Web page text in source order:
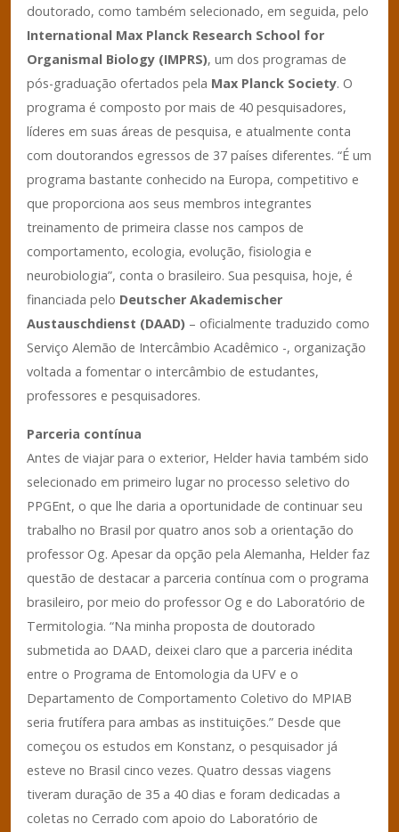
doutorado, como também selecionado, em seguida, pelo
International Max Planck Research School for
Organismal Biology (IMPRS), um dos programas de
pós-graduação ofertados pela Max Planck Society. O
programa é composto por mais de 40 pesquisadores,
líderes em suas áreas de pesquisa, e atualmente conta
com doutorandos egressos de 37 países diferentes. “É um
programa bastante conhecido na Europa, competitivo e
que proporciona aos seus membros integrantes
treinamento de primeira classe nos campos de
comportamento, ecologia, evolução, fisiologia e
neurobiologia”, conta o brasileiro. Sua pesquisa, hoje, é
financiada pelo Deutscher Akademischer
Austauschdienst (DAAD) – oficialmente traduzido como
Serviço Alemão de Intercâmbio Acadêmico -, organização
voltada a fomentar o intercâmbio de estudantes,
professores e pesquisadores.
Parceria contínua
Antes de viajar para o exterior, Helder havia também sido
selecionado em primeiro lugar no processo seletivo do
PPGEnt, o que lhe daria a oportunidade de continuar seu
trabalho no Brasil por quatro anos sob a orientação do
professor Og. Apesar da opção pela Alemanha, Helder faz
questão de destacar a parceria contínua com o programa
brasileiro, por meio do professor Og e do Laboratório de
Termitologia. “Na minha proposta de doutorado
submetida ao DAAD, deixei claro que a parceria inédita
entre o Programa de Entomologia da UFV e o
Departamento de Comportamento Coletivo do MPIAB
seria frutífera para ambas as instituições.” Desde que
começou os estudos em Konstanz, o pesquisador já
esteve no Brasil cinco vezes. Quatro dessas viagens
tiveram duração de 35 a 40 dias e foram dedicadas a
coletas no Cerrado com apoio do Laboratório de